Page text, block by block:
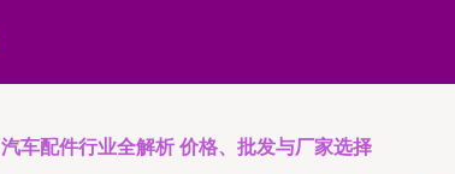
汽车配件行业全解析 价格、批发与厂家选择